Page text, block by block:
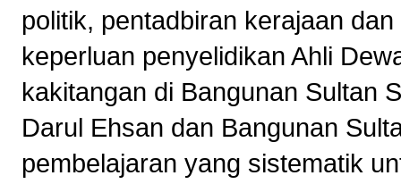
politik, pentadbiran kerajaan
keperluan penyelidikan Ahli
kakitangan di Bangunan Sultan
Darul Ehsan dan Bangunan
pembelajaran yang sistematik